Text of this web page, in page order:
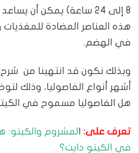
8 إلى 24 ساعة) يمكن أن
هذه العناصر المضادة
في الهضم.
وبذلك نكون قد انتهينا من
أشهر أنواع الفاصوليا، وذلك
هل الفاصوليا مسموح في
تعرف على: لمشروم والكيتو:
في الكيتو دايت؟